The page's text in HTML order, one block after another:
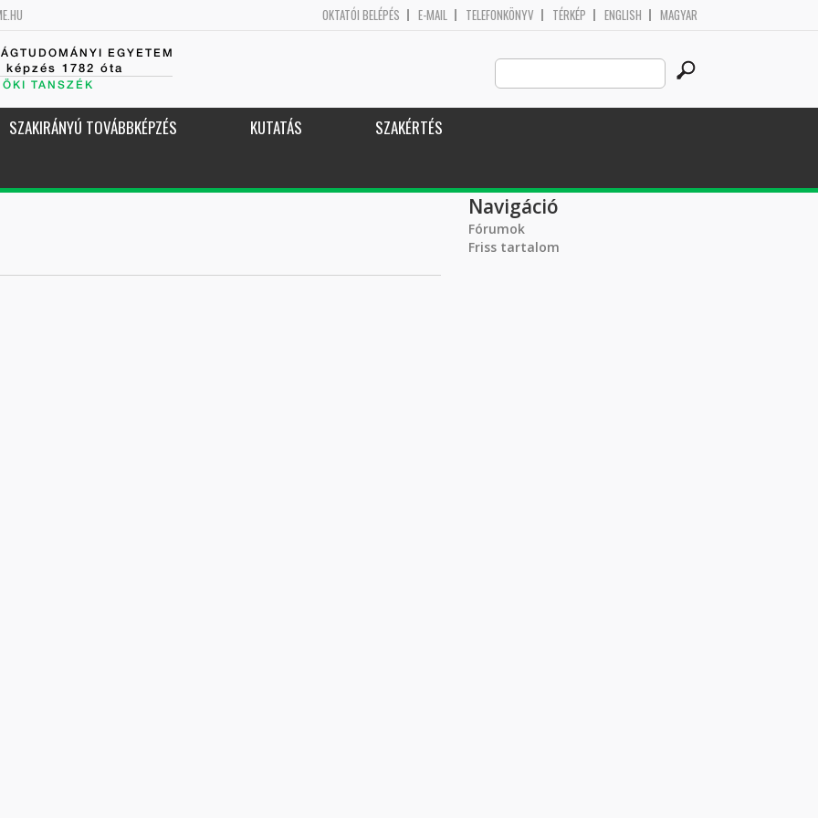
OKTATÓI BELÉPÉS E-MAIL TELEFONKÖNYV TÉRKÉP ENGLISH MAGYAR
EGYETEM
1782 óta
TANSZÉK
Search
this
site
SZAKIRÁNYÚ TOVÁBBKÉPZÉS KUTATÁS
SZAKÉRTÉS
Navigáció
Fórumok
Friss tartalom